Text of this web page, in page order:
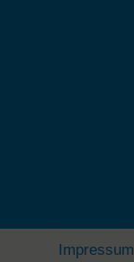
Impressum